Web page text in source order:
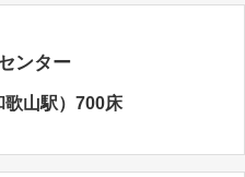
ンター
歌山駅）700床